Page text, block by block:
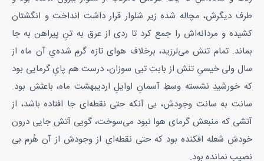
طرف دیگرش، مچاله شده زیر شلوار قرار داشت انداخت و انگشتان
کشیده و مردانه‌اش را جمع کرد تا ردی از عرق به تنِ پیراهن به جا
بماند. تمام تنش می‌لرزید، برخلاف هوای تازه گرمِ شده‌یِ آن ماه از
سال ولی خیسیِ تنش از بابتِ تبی سوزان، درست هم پایِ گرمایی بود
که خورشیدِ نشسته وسطِ آسمانِ اوایلِ اردیبهشت ماه، باعثش بود.
سانت به سانت وجودش، بی آنکه حتی نقطه‌ای جا افتاده باشد، از
آتشی که منبعش گرمای هوا نبود می‌سوخت، گویی آتش جایی درون
خودش شعله افکنده بود که حتی نقطه‌ای از وجودش از آن هُرم بی
نصیب نمانده بود.